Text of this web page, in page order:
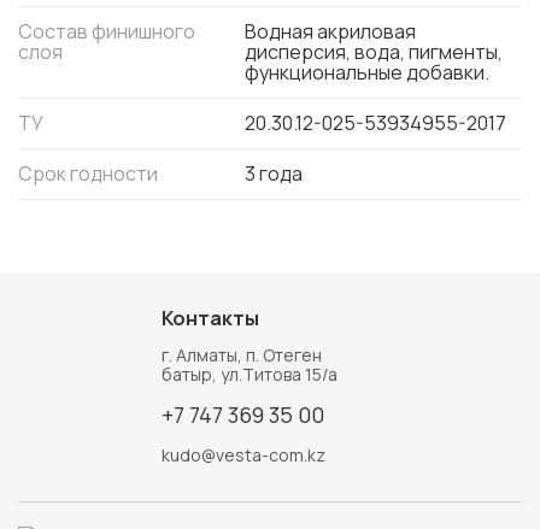
Состав финишного
слоя
Водная акриловая
дисперсия, вода, пигменты,
функциональные добавки.
ТУ
20.30.12-025-53934955-2017
Срок годности
3 года
Контакты
г. Алматы, п. Отеген
батыр, ул.Титова 15/а
+7 747 369 35 00
kudo@vesta-com.kz